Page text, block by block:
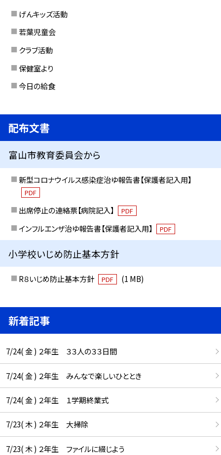
げんキッズ活動
若葉児童会
クラブ活動
保健室より
今日の給食
配布文書
富山市教育委員会から
新型コロナウイルス感染症治ゆ報告書【保護者記入用】
PDF
出席停止の連絡票【病院記入】 PDF
インフルエンザ治ゆ報告書【保護者記入用】 PDF
小学校いじめ防止基本方針
R８いじめ防止基本方針 PDF (1 MB)
新着記事
7/24( 金 ) ２年生 ３３人の３３日間
7/24( 金 ) ２年生 みんなで楽しいひととき
7/24( 金 ) ２年生 １学期終業式
7/23( 木 ) ２年生 大掃除
7/23( 木 ) ２年生 ファイルに綴じよう